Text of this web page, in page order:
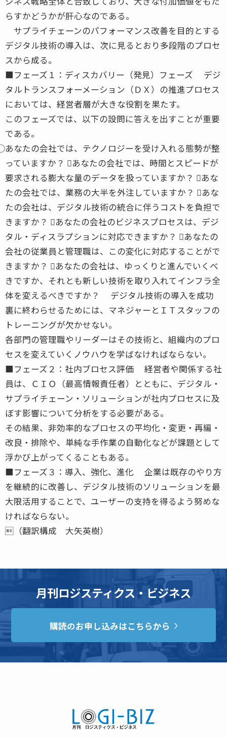
らすかどうかが肝心なのである。
サプライチェーンのパフォーマンス改善を目的とする
デジタル技術の導入は、次に見るとおり多段階のプロセ
スから成る。
■フェーズ１：ディスカバリー（発見）フェーズ デジ
タルトランスフォーメーション（ＤＸ）の推進プロセス
においては、経営者層が大きな役割を果たす。
このフェーズでは、以下の設問に答えを出すことが重要
である。
⃝あなたの会社では、テクノロジーを受け入れる態勢が整
っていますか？ ⃝あなたの会社では、時間とスピードが
要求される膨大な量のデータを扱っていますか？ ⃝あな
たの会社では、業務の大半を外注していますか？ ⃝あな
たの会社は、デジタル技術の統合に伴うコストを負担で
きますか？ ⃝あなたの会社のビジネスプロセスは、デジ
タル・ディスラプションに対応できますか？ ⃝あなたの
会社の従業員と管理職は、この変化に対応することがで
きますか？ ⃝あなたの会社は、ゆっくりと進んでいくべ
きですか、それとも新しい技術を取り入れてインフラ全
体を変えるべきですか？ デジタル技術の導入を成功
裏に終わらせるためには、マネジャーとＩＴスタッフの
トレーニングが欠かせない。
各部門の管理職やリーダーはその技術と、組織内のプロ
セスを変えていくノウハウを学ばなければならない。
■フェーズ２：社内ブロセス評価 経営者や関係する社
員は、ＣＩＯ（最高情報責任者）とともに、デジタル・
サプライチェーン・ソリューションが社内プロセスに及
ぼす影響について分析をする必要がある。
その結果、非効率的なプロセスの平均化・変更・再編・
改良・排除や、単純な手作業の自動化などが課題として
浮かび上がってくることもある。
■フェーズ３：導入、強化、進化 企業は既存のやり方
を継続的に改善し、デジタル技術のソリューションを最
大限活用することで、ユーザーの支持を得るよう努めな
ければならない。
（翻訳構成 大矢英樹）
月刊ロジスティクス・ビジネス
購読のお申し込みはこちらから